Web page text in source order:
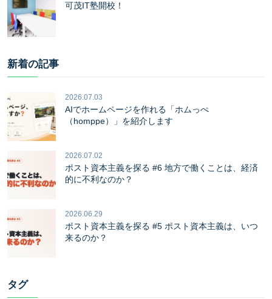
可茂IT塾開校！
新着の記事
2026.07.03
AIでホームページを作れる「ホムっぺ
（homppe）」を紹介します
2026.07.02
ポスト資本主義を探る #6 地方で働くことは、経済
的に不利なのか？
2026.06.29
ポスト資本主義を探る #5 ポスト資本主義は、いつ
来るのか？
タグ